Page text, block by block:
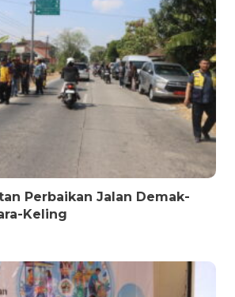
Perbaikan Jalan Demak-
Keling